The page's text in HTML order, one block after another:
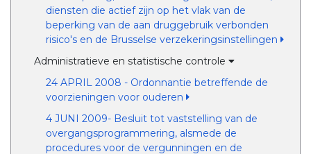
diensten die actief zijn op het vlak van de
beperking van de aan druggebruik verbonden
risico's en de Brusselse verzekeringsinstellingen
Administratieve en statistische controle
24 APRIL 2008 - Ordonnantie betreffende de
voorzieningen voor ouderen
4 JUNI 2009- Besluit tot vaststelling van de
overgangsprogrammering, alsmede de
procedures voor de vergunningen en de